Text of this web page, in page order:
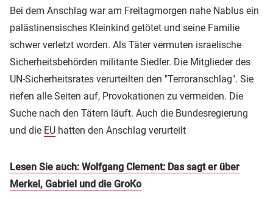
Bei dem Anschlag war am Freitagmorgen nahe Nablus ein
palästinensisches Kleinkind getötet und seine Familie
schwer verletzt worden. Als Täter vermuten israelische
Sicherheitsbehörden militante Siedler. Die Mitglieder des
UN-Sicherheitsrates verurteilten den "Terroranschlag". Sie
riefen alle Seiten auf, Provokationen zu vermeiden. Die
Suche nach den Tätern läuft. Auch die Bundesregierung
und die EU hatten den Anschlag verurteilt
Lesen Sie auch: Wolfgang Clement: Das sagt er über
Merkel, Gabriel und die GroKo